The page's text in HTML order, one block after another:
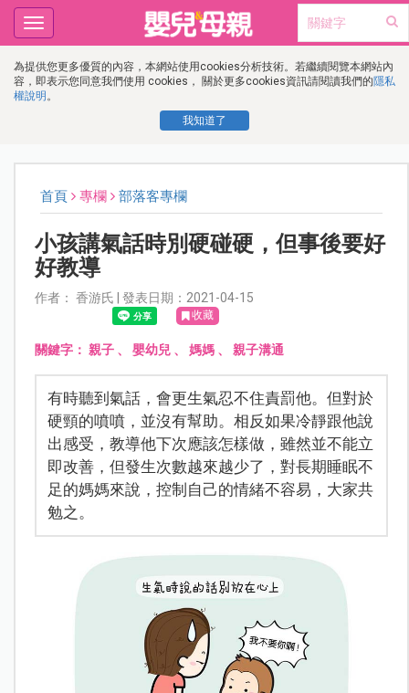
為提供您更多優質的內容，本網站使用cookies分析技術。若繼續閱覽本網站內
容，即表示您同意我們使用 cookies， 關於更多cookies資訊請閱讀我們的隱私
權說明 。
我知道了
Toggle
navigation
首頁 專欄 部落客專欄
小孩講氣話時別硬碰硬，但事後要好
好教導
作者： 香游氏 | 發表日期：2021-04-15
收藏
關鍵字： 親子、 嬰幼兒、 媽媽、 親子溝通
有時聽到氣話，會更生氣忍不住責罰他。但對於
硬頸的噴噴，並沒有幫助。相反如果冷靜跟他說
出感受，教導他下次應該怎樣做，雖然並不能立
即改善，但發生次數越來越少了，對長期睡眠不
足的媽媽來說，控制自己的情緒不容易，大家共
勉之。